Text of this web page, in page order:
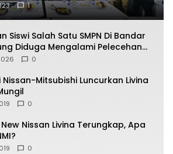
1
Siswi Salah Satu SMPN Di Bandar
Diduga Mengalami Pelecehan
Satpam
0
Nissan-Mitsubishi Luncurkan Livina
0
Nissan Livina Terungkap, Apa
0